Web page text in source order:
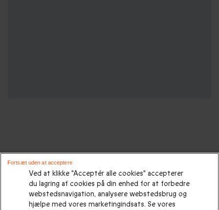
Oplevelsesgaver til enhver lejlighed :
Gaveidéer|Gaveidéer til ham |Gaver til hende|Gaver til
|Fødselsdagsgaver|Morsdagsgave| Farsdagsgaver
Ved at klikke "Acceptér alle cookies" accepterer
du lagring af cookies på din enhed for at forbedre
webstedsnavigation, analysere webstedsbrug og
hjælpe med vores marketingindsats. Se vores
Fortsæt uden at acceptere